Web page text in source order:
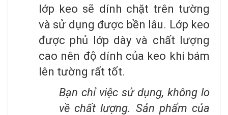
lớp keo sẽ dính chặt trên tường
và sử dụng được bền lâu. Lớp keo
được phủ lớp dày và chất lượng
cao nên độ dính của keo khi bám
lên tường rất tốt.
Bạn chỉ việc sử dụng, không lo
về chất lượng. Sản phẩm của